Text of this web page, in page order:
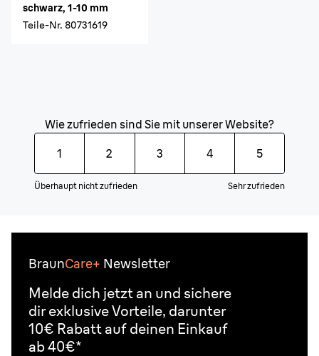
schwarz, 1-10 mm
Teile-Nr. 80731619
Wie zufrieden sind Sie mit unserer Website?
1 2 3 4 5
Überhaupt nicht zufrieden Sehr zufrieden
BraunCare+ Newsletter
Melde dich jetzt an und sichere
dir exklusive Vorteile, darunter
10€ Rabatt auf deinen Einkauf
ab 40€*